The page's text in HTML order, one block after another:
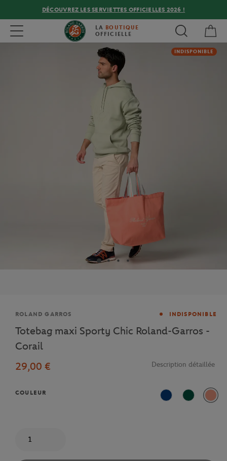
DÉCOUVREZ LES SERVIETTES OFFICIELLES 2026 !
Toggle navigation LA BOUTIQUE
OFFICIELLE
INDISPONIBLE
Marque
ROLAND GARROS INDISPONIBLE
Totebag maxi Sporty Chic Roland-Garros -
Corail
29,00 €
Description détaillée
COULEUR
Bleu Vert